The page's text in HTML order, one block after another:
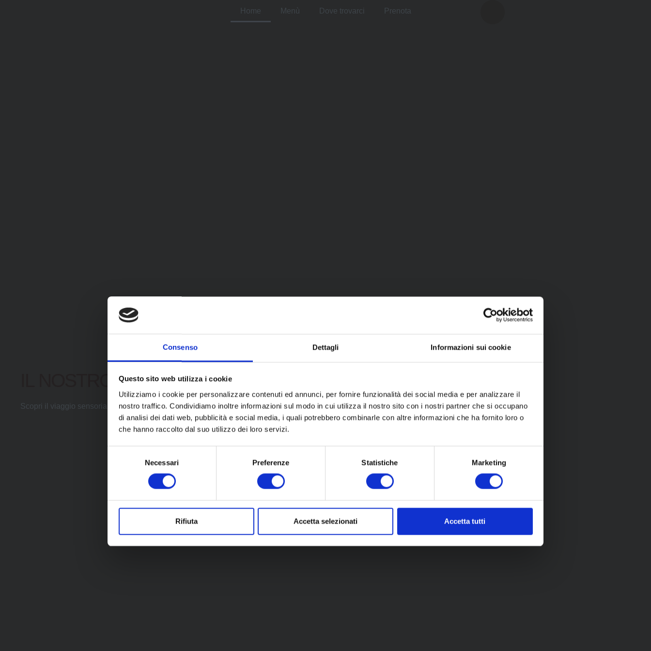
Consenso Dettagli Informazioni sui cookie
Questo sito web utilizza i cookie
Utilizziamo i cookie per personalizzare contenuti ed annunci, per fornire funzionalità dei social media e per analizzare il
nostro traffico. Condividiamo inoltre informazioni sul modo in cui utilizza il nostro sito con i nostri partner che si occupano
di analisi dei dati web, pubblicità e social media, i quali potrebbero combinarle con altre informazioni che ha fornito loro o
che hanno raccolto dal suo utilizzo dei loro servizi.
Necessari Preferenze Statistiche Marketing
Rifiuta Accetta selezionati Accetta tutti
Home Menù Dove trovarci Prenota
IL NOSTRO PERCORSO
Scopri il viaggio sensoriale che ti offriamo tra gusti e sentori cinesi e giapponesi, non potrai più farne a meno.